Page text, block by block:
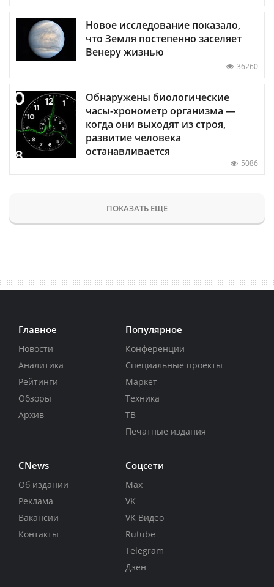
Новое исследование показало,
что Земля постепенно заселяет
Венеру жизнью
36260
Обнаружены биологические
часы-хронометр организма —
когда они выходят из строя,
развитие человека
останавливается
5086
ПОКАЗАТЬ ЕЩЕ
Главное
Новости
Аналитика
Рейтинги
Обзоры
Архив
Популярное
Конференции
Специальные проекты
Маркет
Техника
ТВ
Печатные издания
CNews
Об издании
Реклама
Вакансии
Контакты
Соцсети
Max
VK
VK Видео
Rutube
Telegram
Дзен